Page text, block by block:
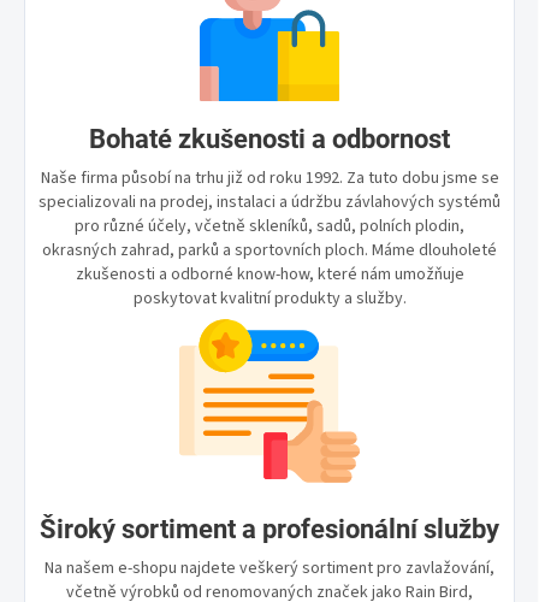
Bohaté zkušenosti a odbornost
Naše firma působí na trhu již od roku 1992. Za tuto dobu jsme se
specializovali na prodej, instalaci a údržbu závlahových systémů
pro různé účely, včetně skleníků, sadů, polních plodin,
okrasných zahrad, parků a sportovních ploch. Máme dlouholeté
zkušenosti a odborné know-how, které nám umožňuje
poskytovat kvalitní produkty a služby.
Široký sortiment a profesionální služby
Na našem e-shopu najdete veškerý sortiment pro zavlažování,
včetně výrobků od renomovaných značek jako Rain Bird,